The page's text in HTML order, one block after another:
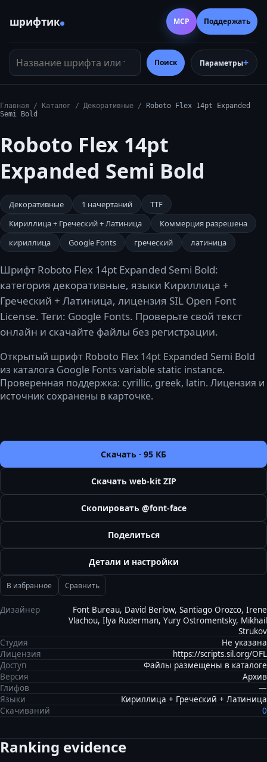
шрифтик
Название шрифта или тег
Поиск Параметры
MCP Поддержать
Главная / Каталог / Декоративные /
Roboto Flex 14pt Expanded
Semi Bold
Roboto Flex 14pt
Expanded Semi Bold
Декоративные 1 начертаний
TTF
Кириллица + Греческий + Латиница
Коммерция разрешена
кириллица
Google Fonts греческий латиница
Шрифт Roboto Flex 14pt Expanded Semi Bold:
категория декоративные, языки Кириллица +
Греческий + Латиница, лицензия SIL Open Font
License. Теги: Google Fonts. Проверьте свой текст
онлайн и скачайте файлы без регистрации.
Открытый шрифт Roboto Flex 14pt Expanded Semi Bold
из каталога Google Fonts variable static instance.
Проверенная поддержка: cyrillic, greek, latin. Лицензия и
источник сохранены в карточке.
Скачать · 95 КБ
Скачать web-kit ZIP
Скопировать @font-face
Поделиться
Детали и настройки
В избранное Сравнить
Дизайнер
Font Bureau, David Berlow, Santiago Orozco, Irene
Vlachou, Ilya Ruderman, Yury Ostromentsky, Mikhail
Strukov
Студия
Не указана
Лицензия
https://scripts.sil.org/OFL
Доступ
Файлы размещены в каталоге
Версия
Архив
Глифов
—
Языки
Кириллица + Греческий + Латиница
Скачиваний
0
Ranking evidence